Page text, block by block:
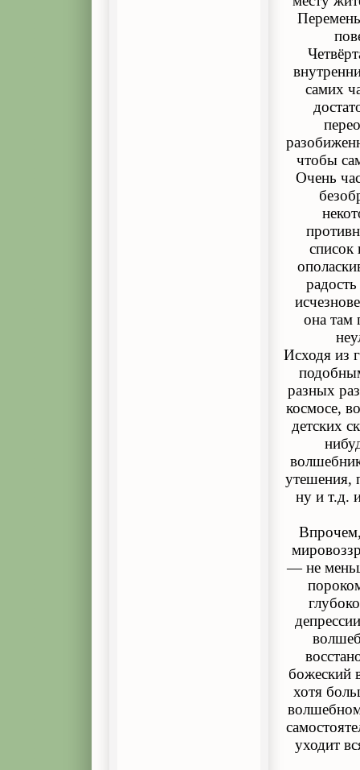
самих
чтобы
Очень
список
она там
Исходя из
разных
космосе,
детских
утешения,
ну и т.д.
Впрочем,
— не
божеский
хотя
уходит